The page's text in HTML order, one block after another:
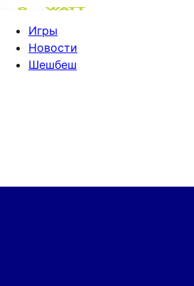
Игры
Новости
Шешбеш